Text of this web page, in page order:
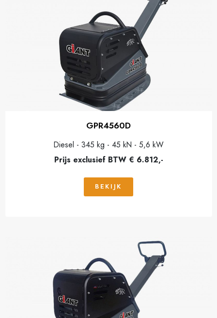
GPR4560D
Diesel - 345 kg - 45 kN - 5,6 kW
Prijs exclusief BTW € 6.812,-
BEKIJK